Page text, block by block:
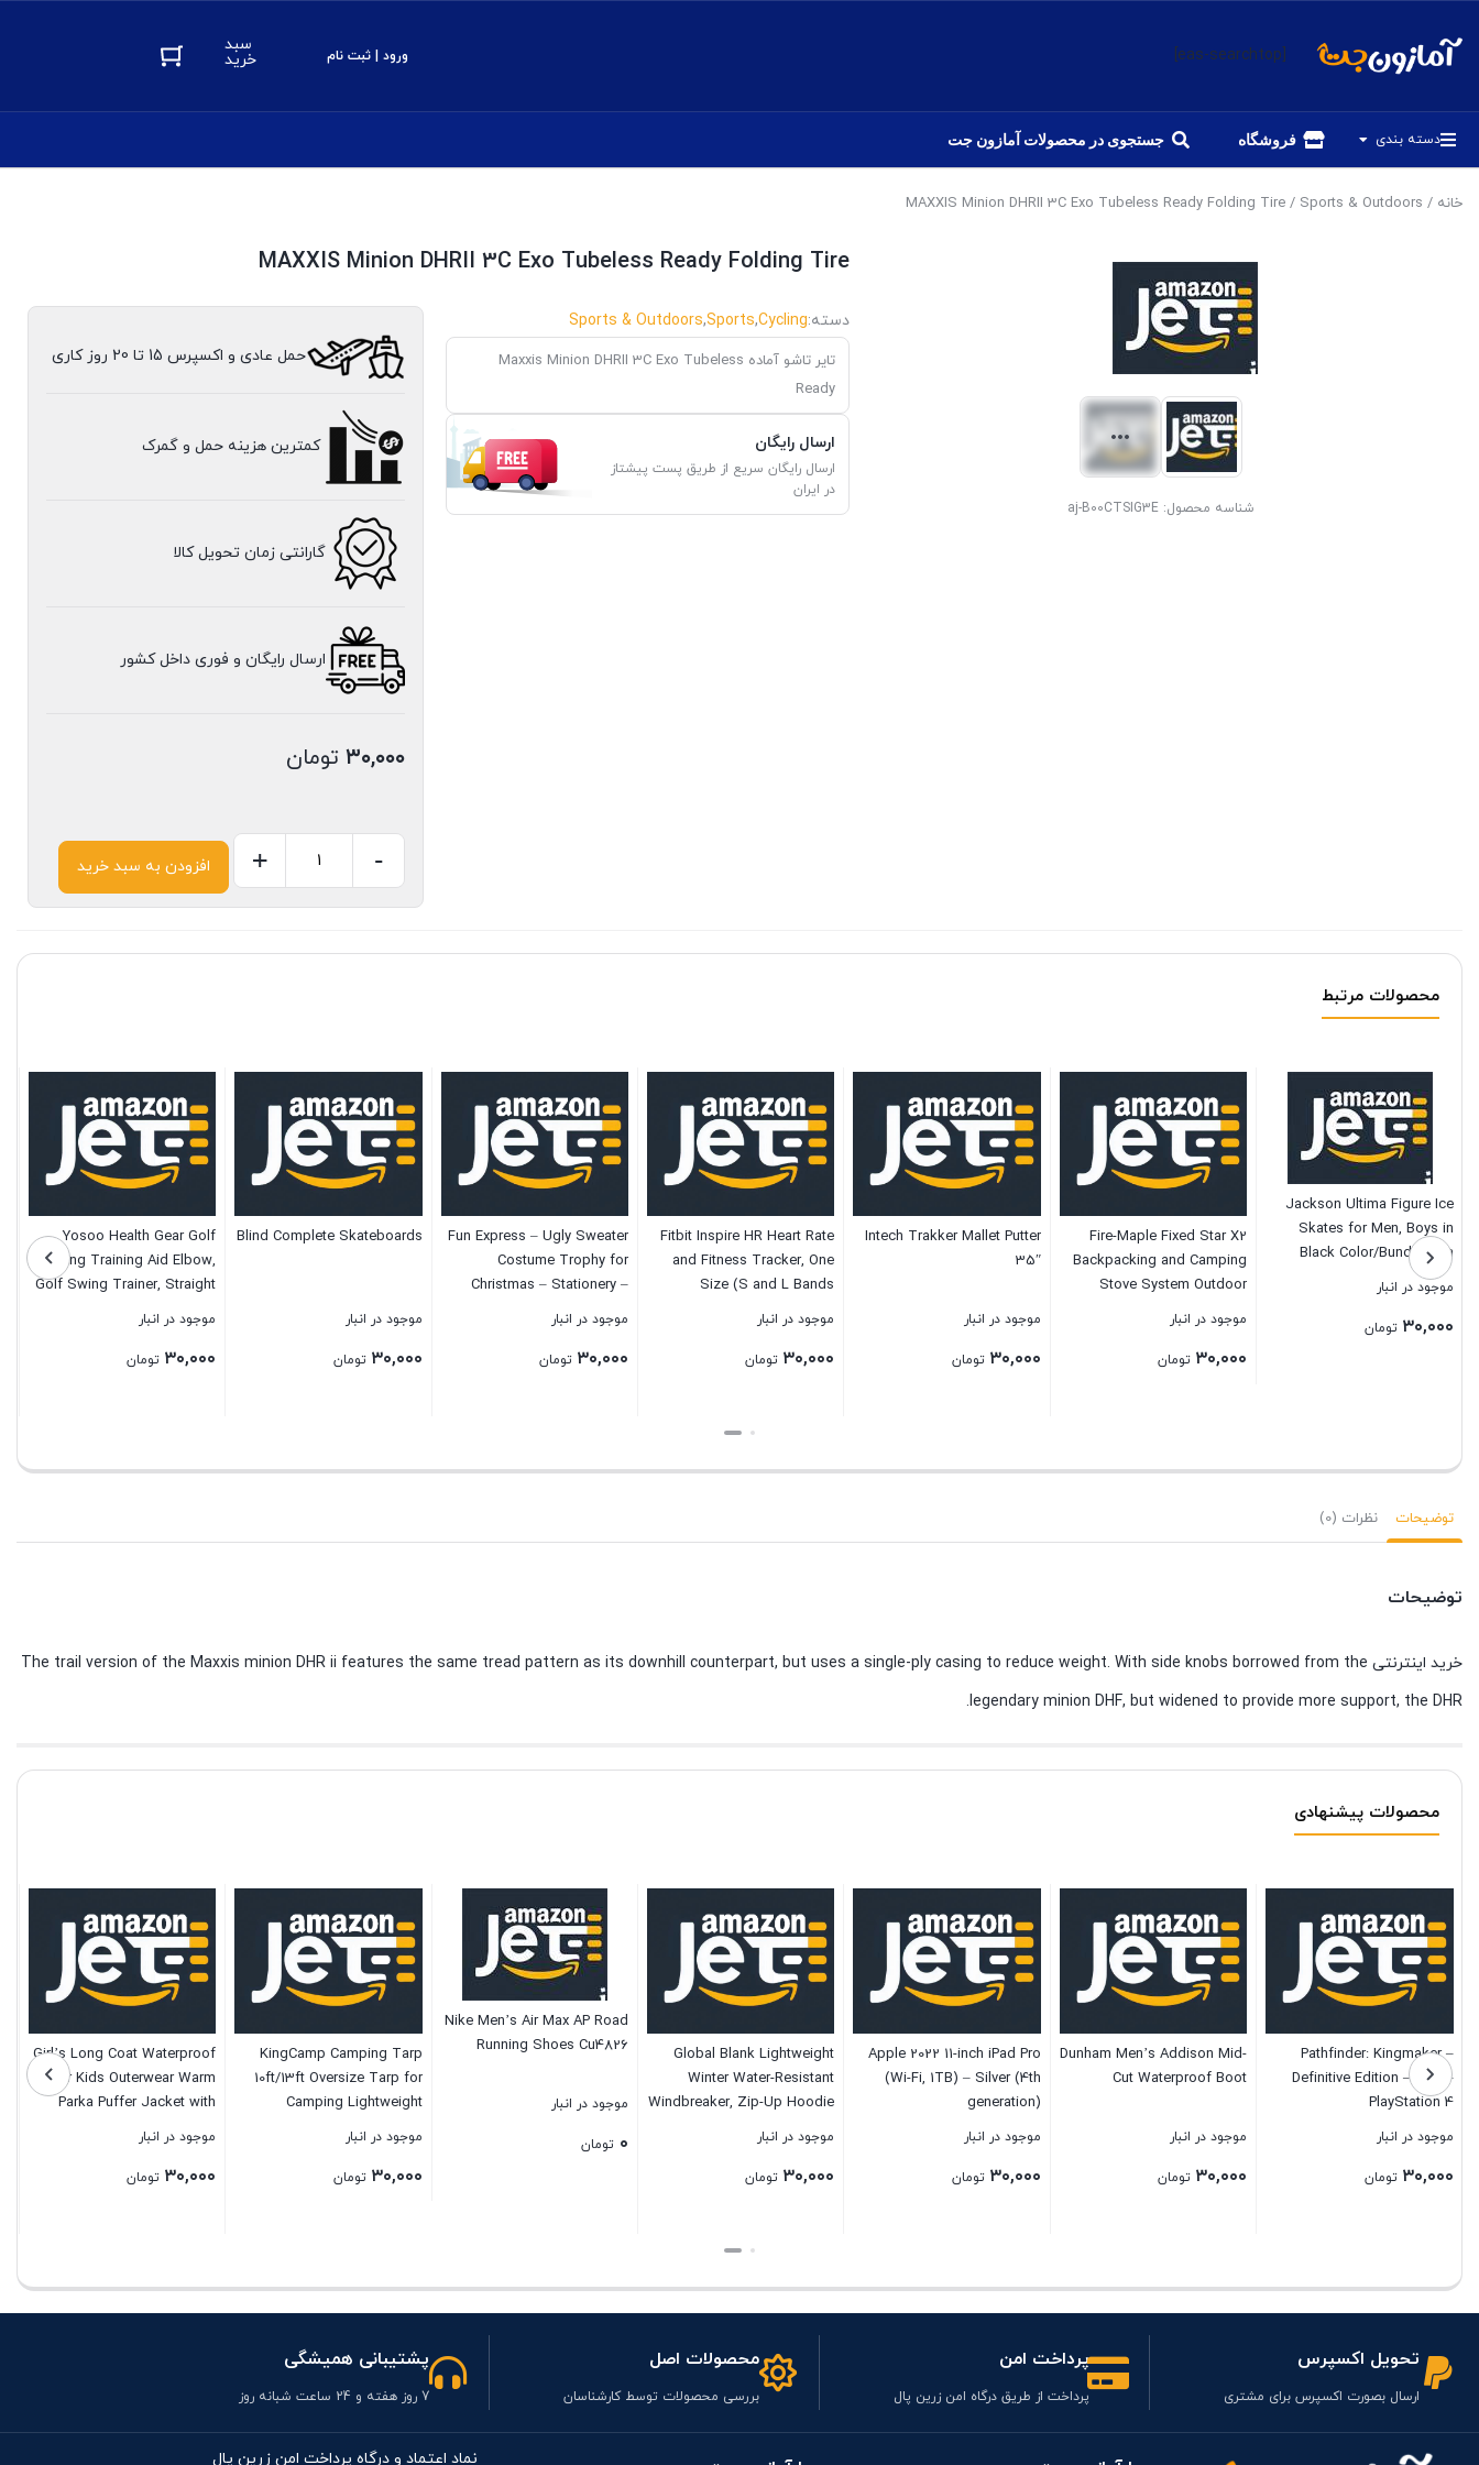
[eas-searchtop] ورود | ثبت نام
سبد
خرید
دسته بندی فروشگاه جستجوی در محصولات آمازون جت
خانه /
Sports & Outdoors
/ MAXXIS Minion DHRII 3C Exo Tubeless Ready Folding Tire
شناسه محصول: aj-B00CTSIG3E
MAXXIS Minion DHRII 3C Exo Tubeless Ready Folding Tire
دسته:Cycling
,
Sports
,
Sports & Outdoors
تایر تاشو آماده Maxxis Minion DHRII 3C Exo Tubeless
Ready
ارسال رایگان
ارسال رایگان سریع از طریق پست پیشتاز
در ایران
حمل عادی و اکسپرس 15 تا 20 روز کاری
کمترین هزینه حمل و گمرک
گارانتی زمان تحویل کالا
ارسال رایگان و فوری داخل کشور
۳۰,۰۰۰ تومان
-
+ افزودن به سبد خرید
محصولات مرتبط
Jackson Ultima Figure Ice
Skates for Men, Boys in
Black Color/Bundle with
Skate Guards/Adult 10
موجود در انبار
۳۰,۰۰۰ تومان
Fire-Maple Fixed Star X2
Backpacking and Camping
Stove System Outdoor
Propane Camp Cooking Gear
Ideal for Hiking, Trekking,
موجود در انبار
۳۰,۰۰۰ تومان
Intech Trakker Mallet Putter
35″
موجود در انبار
۳۰,۰۰۰ تومان
Fitbit Inspire HR Heart Rate
and Fitness Tracker, One
Size (S and L Bands
Included), 1 Count
موجود در انبار
۳۰,۰۰۰ تومان
Fun Express – Ugly Sweater
Costume Trophy for
Christmas – Stationery –
Awards – Trophies &
Pieces
موجود در انبار
۳۰,۰۰۰ تومان
Blind Complete Skateboards
موجود در انبار
۳۰,۰۰۰ تومان
Yosoo Health Gear Golf
Swing Training Aid Elbow,
Golf Swing Trainer, Straight
Arm Golf Training Aid with
Notifications, Posture
موجود در انبار
۳۰,۰۰۰ تومان
توضیحات نظرات (0)
توضیحات
خرید اینترنتی The trail version of the Maxxis minion DHR ii features the same tread pattern as its downhill counterpart, but uses a single-ply casing to reduce weight. With side knobs borrowed from the
legendary minion DHF, but widened to provide more support, the DHR.
محصولات پیشنهادی
Pathfinder: Kingmaker –
Definitive Edition – PS4 –
PlayStation 4
موجود در انبار
۳۰,۰۰۰ تومان
Dunham Men’s Addison Mid-
Cut Waterproof Boot
موجود در انبار
۳۰,۰۰۰ تومان
Apple 2022 11-inch iPad Pro
(Wi-Fi, 1TB) – Silver (4th
generation)
موجود در انبار
۳۰,۰۰۰ تومان
Global Blank Lightweight
Winter Water-Resistant
Windbreaker, Zip-Up Hoodie
Jacket for Men and Women
موجود در انبار
۳۰,۰۰۰ تومان
Nike Men’s Air Max AP Road
Running Shoes Cu4826
موجود در انبار
۰ تومان
KingCamp Camping Tarp
10ft/13ft Oversize Tarp for
Camping Lightweight
Tearproof Hammock Rain
Silver Coating UPF50+ UV
موجود در انبار
۳۰,۰۰۰ تومان
Girl’s Long Coat Waterproof
Winter Kids Outerwear Warm
Parka Puffer Jacket with
موجود در انبار
۳۰,۰۰۰ تومان
تحویل اکسپرس
ارسال بصورت اکسپرس برای مشتری
پرداخت امن
پرداخت از طریق درگاه امن زرین پال
محصولات اصل
بررسی محصولات توسط کارشناسان
پشتیبانی همیشگی
7 روز هفته و 24 ساعت شبانه روز
نماد اعتماد و درگاه پرداخت امن زرین پال